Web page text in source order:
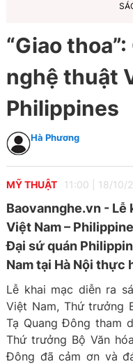
“Giao
nghệ thuật
Philippines
Hà Phương
MỸ THUẬT 11:00 18/10/
Baovannghe.vn - Lễ
Việt Nam –
Đại sứ quán
Nam tại Hà Nội thực
Lễ khai mạc diễn ra
Việt Nam, Thứ trưởng
Tạ Quang Đông tham
Thứ trưởng Bộ Văn
Đông đã cảm ơn và